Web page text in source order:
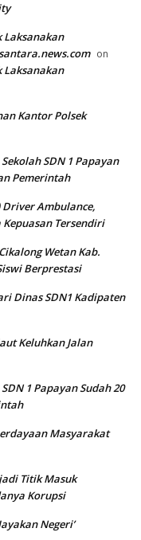
Laksanakan
on
Laksanakan
Kantor Polsek
SDN 1 Papayan
Pemerintah
Driver Ambulance,
Tersendiri
Wetan Kab.
Berprestasi
Dinas SDN1 Kadipaten
Keluhkan Jalan
1 Papayan Sudah 20
Masyarakat
Titik Masuk
Korupsi
Negeri’